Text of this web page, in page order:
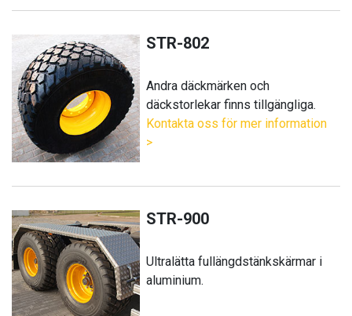
STR-802
Andra däckmärken och
däckstorlekar finns tillgängliga.
Kontakta oss för mer information
>
STR-900
Ultralätta fullängdstänkskärmar i
aluminium.